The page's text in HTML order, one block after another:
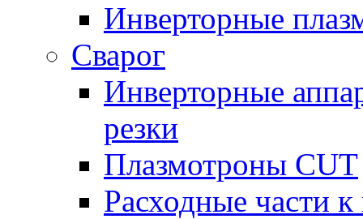
Инверторные
Сварог
Инверторные
резки
Плазмотроны CUT
Расходные части